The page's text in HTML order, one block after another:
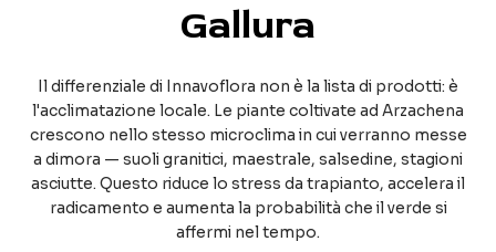
Gallura
Il differenziale di Innavoflora non è la lista di prodotti: è
l'acclimatazione locale. Le piante coltivate ad Arzachena
crescono nello stesso microclima in cui verranno messe
a dimora — suoli granitici, maestrale, salsedine, stagioni
asciutte. Questo riduce lo stress da trapianto, accelera il
radicamento e aumenta la probabilità che il verde si
affermi nel tempo.